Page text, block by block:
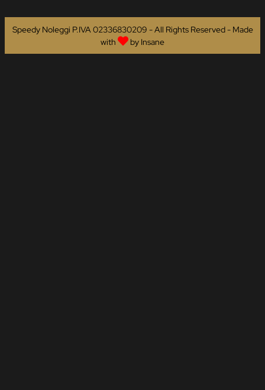
Speedy Noleggi P.IVA 02336830209 - All Rights Reserved - Made
with
by Insane